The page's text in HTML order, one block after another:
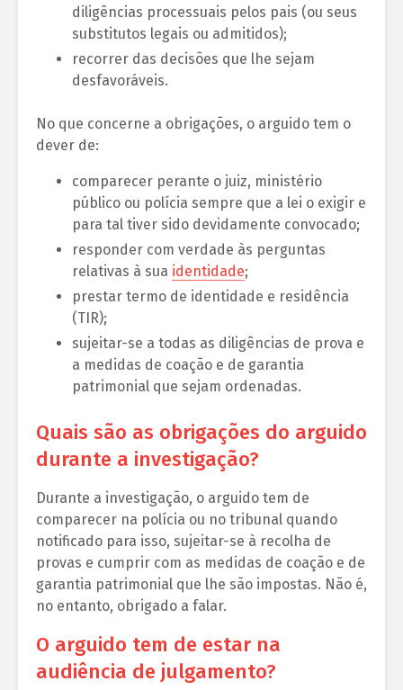
diligências processuais pelos pais (ou seus
substitutos legais ou admitidos);
recorrer das decisões que lhe sejam
desfavoráveis.
No que concerne a obrigações, o arguido tem o
dever de:
comparecer perante o juiz, ministério
público ou polícia sempre que a lei o exigir e
para tal tiver sido devidamente convocado;
responder com verdade às perguntas
relativas à sua identidade;
prestar termo de identidade e residência
(TIR);
sujeitar-se a todas as diligências de prova e
a medidas de coação e de garantia
patrimonial que sejam ordenadas.
Quais são as obrigações do arguido
durante a investigação?
Durante a investigação, o arguido tem de
comparecer na polícia ou no tribunal quando
notificado para isso, sujeitar-se à recolha de
provas e cumprir com as medidas de coação e de
garantia patrimonial que lhe são impostas. Não é,
no entanto, obrigado a falar.
O arguido tem de estar na
audiência de julgamento?